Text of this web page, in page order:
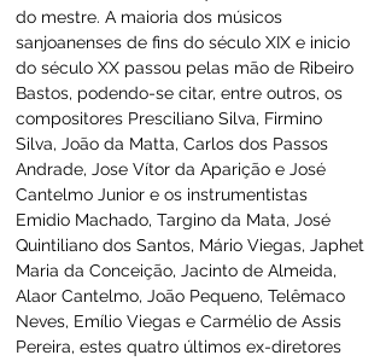
do mestre. A maioria dos músicos
sanjoanenses de fins do século XIX e inicio
do século XX passou pelas mão de Ribeiro
Bastos, podendo-se citar, entre outros, os
compositores Presciliano Silva, Firmino
Silva, João da Matta, Carlos dos Passos
Andrade, Jose Vítor da Aparição e José
Cantelmo Junior e os instrumentistas
Emidio Machado, Targino da Mata, José
Quintiliano dos Santos, Mário Viegas, Japhet
Maria da Conceição, Jacinto de Almeida,
Alaor Cantelmo, João Pequeno, Telêmaco
Neves, Emílio Viegas e Carmélio de Assis
Pereira, estes quatro últimos ex-diretores